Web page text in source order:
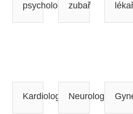
psycholog
zubař
Kardiolog Neurolog